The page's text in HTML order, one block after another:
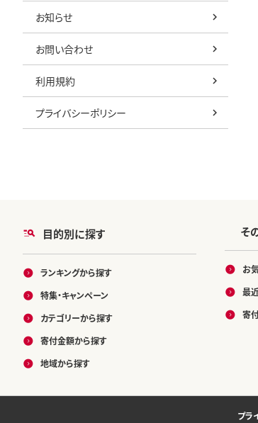
お知らせ
お問い合わせ
利用規約
プライバシーポリシー
目的別に探す
ランキングから探す
特集・キャンペーン
カテゴリーから探す
寄付金額から探す
地域から探す
そ
お
最
寄
プラ